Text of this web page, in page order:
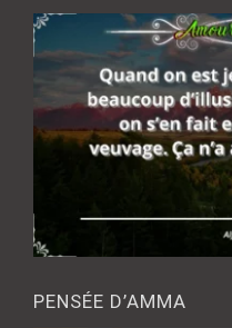
PENSÉE D’AMMA